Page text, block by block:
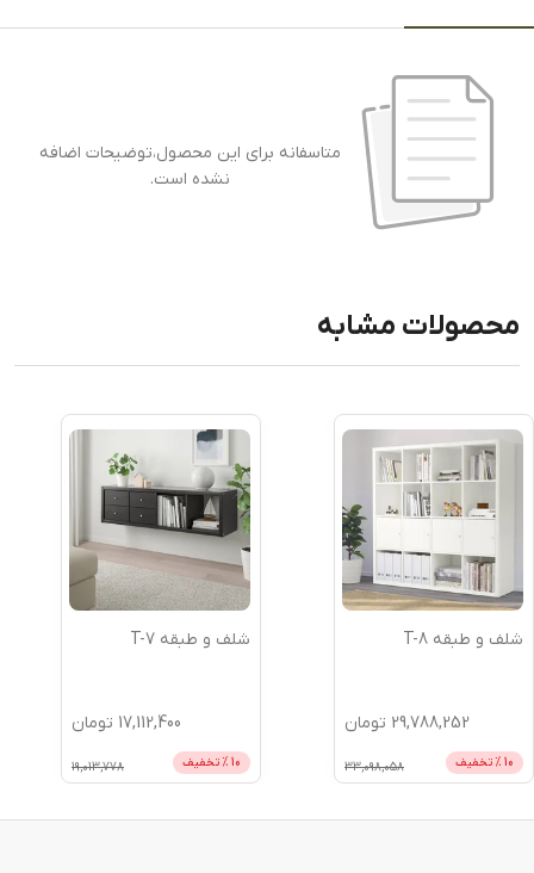
متاسفانه برای این محصول،توضیحات اضافه
نشده است.
محصولات مشابه
شلف و طبقه T-8
29,788,252 تومان
10 % تخفیف 33,098,058
شلف و طبقه T-7
17,112,400 تومان
10 % تخفیف 19,013,778